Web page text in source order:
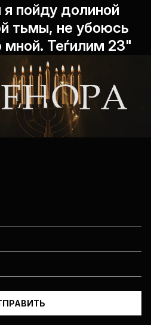
пойду долиной
тьмы, не убоюсь
мной. Теѓилим 23"